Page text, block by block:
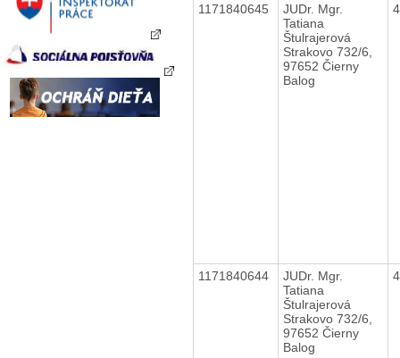
1171840645
JUDr. Mgr.
Tatiana
Štulrajerová
Strakovo 732/6,
97652 Čierny
Balog
1171840644
JUDr. Mgr.
Tatiana
Štulrajerová
Strakovo 732/6,
97652 Čierny
Balog